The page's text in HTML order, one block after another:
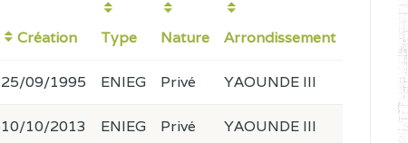
Création Type Nature Arrondissement
25/09/1995 ENIEG Privé YAOUNDE III
10/10/2013 ENIEG Privé YAOUNDE III